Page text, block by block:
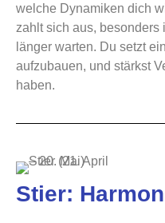
welche Dynamiken dich
zahlt sich aus, besonders
länger warten. Du setzt
aufzubauen, und stärkst
haben.
Stier: